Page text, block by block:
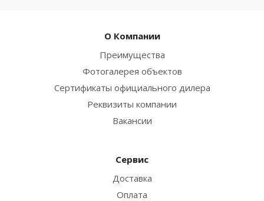
О Компании
Преимущества
Фотогалерея объектов
Сертификаты официального дилера
Реквизиты компании
Вакансии
Сервис
Доставка
Оплата